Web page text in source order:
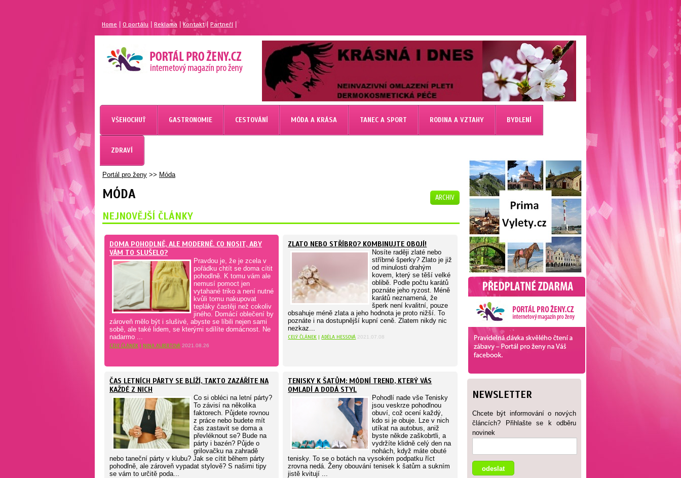
Home |O portálu Reklama Kontakt| Partneří
VŠEHOCHUŤ GASTRONOMIE CESTOVÁNÍ MÓDA A KRÁSA TANEC A SPORT RODINA A VZTAHY BYDLENÍ
ZDRAVÍ
NEWSLETTER
Chcete být informování o nových
článcích? Přihlašte se k odběru
novinek
Portál pro ženy >> Móda
ARCHIV
MÓDA
NEJNOVĚJŠÍ ČLÁNKY
DOMA POHODLNĚ, ALE MODERNĚ. CO NOSIT, ABY
VÁM TO SLUŠELO?
Pravdou je, že je zcela v
pořádku chtít se doma cítit
pohodlně. K tomu vám ale
nemusí pomoct jen
vytahané triko a není nutné
kvůli tomu nakupovat
tepláky častěji než cokoliv
jiného. Domácí oblečení by
zároveň mělo být i slušivé, abyste se líbili nejen sami
sobě, ale také lidem, se kterými sdílíte domácnost. Ne
nadarmo ...
CELÝ ČLÁNEK | NINA ALBERTOVÁ 2021.08.26
ZLATO NEBO STŘÍBRO? KOMBINUJTE OBOJÍ!
Nosíte raději zlaté nebo
stříbrné šperky? Zlato je již
od minulosti drahým
kovem, který se těší velké
oblibě. Podle počtu karátů
poznáte jeho ryzost. Méně
karátů neznamená, že
šperk není kvalitní, pouze
obsahuje méně zlata a jeho hodnota je proto nižší. To
poznáte i na dostupnější kupní ceně. Zlatem nikdy nic
nezkaz...
CELÝ ČLÁNEK |ADÉLA HESSOVÁ 2021.07.08
ČAS LETNÍCH PÁRTY SE BLÍŽÍ, TAKTO ZAZÁŘÍTE NA
KAŽDÉ Z NICH
Co si obléci na letní párty?
To závisí na několika
faktorech. Půjdete rovnou
z práce nebo budete mít
čas zastavit se doma a
převléknout se? Bude na
párty i bazén? Půjde o
grilovačku na zahradě
nebo taneční párty v klubu? Jak se cítit během párty
pohodlně, ale zároveň vypadat stylově? S našimi tipy
se vám to určitě poda...
TENISKY K ŠATŮM: MÓDNÍ TREND, KTERÝ VÁS
OMLADÍ A DODÁ STYL
Pohodlí nade vše Tenisky
jsou veskrze pohodlnou
obuví, což ocení každý,
kdo si je obuje. Lze v nich
utíkat na autobus, aniž
byste někde zaškobrtli, a
vydržíte klidně celý den na
nohách, když máte obuté
tenisky. To se o botách na vysokém podpatku říct
zrovna nedá. Ženy obouvání tenisek k šatům a sukním
jistě kvitují ...